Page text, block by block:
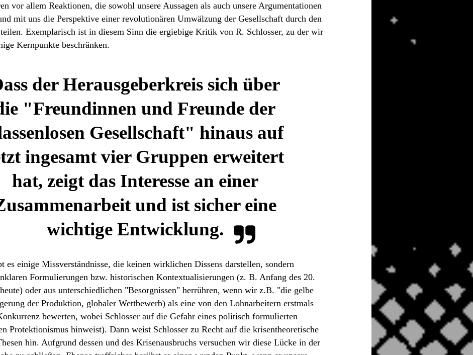
vor allem Reaktionen, die sowohl unsere Aussagen als auch unsere Argumentationen
mit uns die Perspektive einer revolutionären Umwälzung der Gesellschaft durch den
Exemplarisch ist in diesem Sinn die ergiebige Kritik von R. Schlosser, zu der wir
Kernpunkte beschränken.
der Herausgeberkreis sich über
"Freundinnen und Freunde der
Gesellschaft" hinaus auf
ingesamt vier Gruppen erweitert
hat, zeigt das Interesse an einer
und ist sicher eine
wichtige Entwicklung.
es einige Missverständnisse, die keinen wirklichen Dissens darstellen, sondern
Formulierungen bzw. historischen Kontextualisierungen (z. B. Anfang des 20.
oder aus unterschiedlichen "Besorgnissen" herrühren, wenn wir z.B. "die gelbe
der Produktion, globaler Wettbewerb) als eine von den Lohnarbeitern erstmals
bewerten, wobei Schlosser auf die Gefahr eines politisch formulierten
Protektionismus hinweist). Dann weist Schlosser zu Recht auf die krisentheoretische
hin. Aufgrund dessen und des Krisenausbruchs versuchen wir diese Lücke in der